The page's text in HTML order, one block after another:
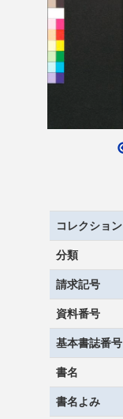
コレクション
分類
請求記号
資料番号
基本書誌番号
書名
書名よみ